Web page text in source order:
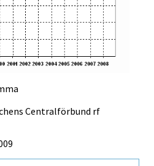
Centralförbund rf